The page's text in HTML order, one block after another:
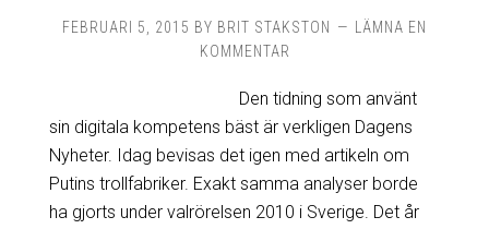
FEBRUARI 5, 2015 BY BRIT STAKSTON
LÄMNA EN
KOMMENTAR
Den tidning som använt
sin digitala kompetens bäst är verkligen Dagens
Nyheter. Idag bevisas det igen med artikeln om
Putins trollfabriker. Exakt samma analyser borde
ha gjorts under valrörelsen 2010 i Sverige. Det år